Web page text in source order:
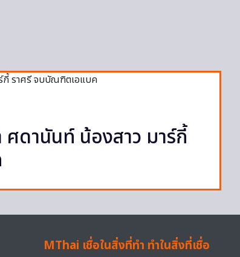
ดานันท์ น้องสาว มาร์กี้
MThai เชื่อในสิ่งที่ทำ ทำในสิ่งที่เชื่อ